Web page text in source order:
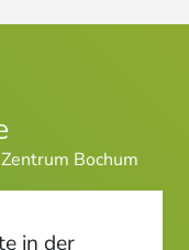
Bochum
in der